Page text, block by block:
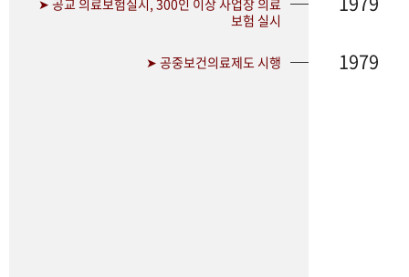
➤ 공교 의료보험실시, 300인 이상 사업장 의료
보험 실시
➤ 공중보건의료제도 시행 1979